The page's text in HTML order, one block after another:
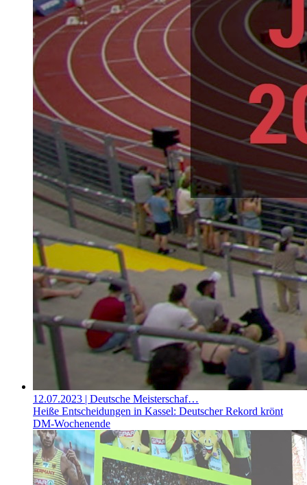
12.07.2023 | Deutsche Meisterschaf…
Heiße Entscheidungen in Kassel: Deutscher Rekord krönt
DM-Wochenende